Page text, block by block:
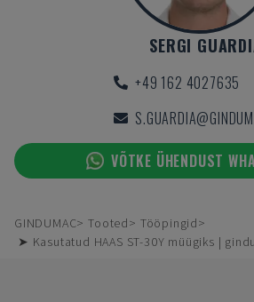
SERGI
+49 162 4027635
VÕTKE ÜHENDUST
GINDUMAC Tooted
Tööpingid
➤ Kasutatud HAAS ST-30Y müügiks |